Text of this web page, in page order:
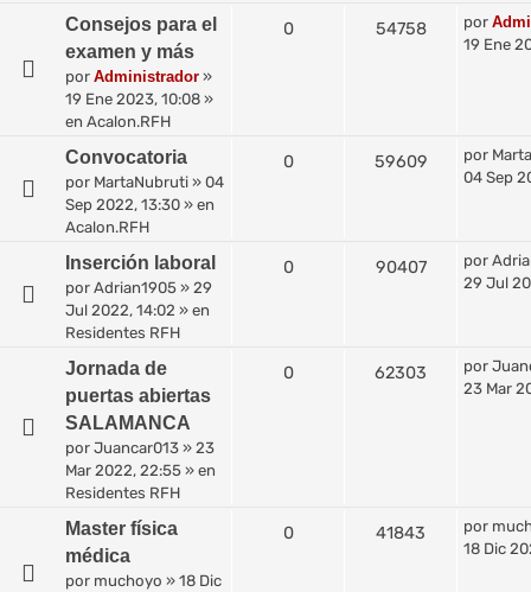
Consejos para el
examen y más
por Administrador »
19 Ene 2023, 10:08 »
en Acalon.RFH
0 54758 por
19 Ene
Convocatoria
por MartaNubruti » 04
Sep 2022, 13:30 » en
Acalon.RFH
0 59609 por
04 Sep
Inserción laboral
por Adrian1905 » 29
Jul 2022, 14:02 » en
Residentes RFH
0 90407 por
29 Jul
Jornada de
puertas abiertas
SALAMANCA
por Juancar013 » 23
Mar 2022, 22:55 » en
Residentes RFH
0 62303 por
23 Mar
Master física
médica
por muchoyo » 18 Dic
0 41843 por
18 Dic